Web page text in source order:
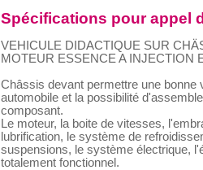
Spécifications pour appel
VEHICULE DIDACTIQUE SUR
MOTEUR ESSENCE A INJECTION
Châssis devant permettre une
automobile et la possibilité
composant.
Le moteur, la boite de vitesses,
lubrification, le système de
suspensions, le système électrique,
totalement fonctionnel.